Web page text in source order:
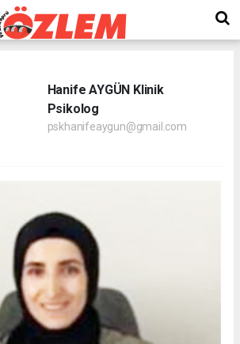
Hanife AYGÜN Klinik
Psikolog
pskhanifeaygun@gmail.com